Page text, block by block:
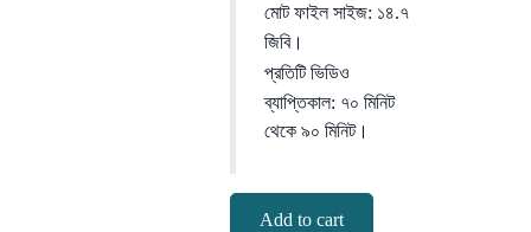
মোট ফাইল সাইজ: ১৪.৭
জিবি।
প্রতিটি ভিডিও
ব্যাপ্তিকাল: ৭০ মিনিট
থেকে ৯০ মিনিট।
Add to cart